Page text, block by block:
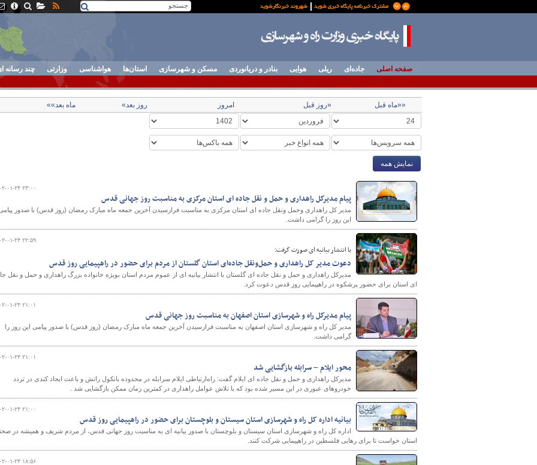
پایگاه خبری وزارت راه و
صفحه اصلی جاده‌ای ریلی هوایی بنادر و دریانوردی مسکن و شهرسازی استان‌ها هواشناسی وزارتی چند رسانه
««ماه قبل «روز قبل امروز روز بعد» ماه بعد»»
نمایش همه
۱۴۰۲-۰۱-۲۴
پیام مدیرکل راهداری و حمل و نقل جاده ای استان مرکزی به مناسبت روز جهانی قدس
مدیر کل راهداری وحمل ونقل جاده ای استان مرکزی به مناسبت فرارسیدن آخرین جمعه ماه مبارک رمضان (روز قدس) با صدور
این روز را گرامی داشت.
۱۴۰۲-۰۱-۲۴
با انتشار بیانیه ای صورت گرفت:
دعوت مدیر کل راهداری و حمل‌ونقل جاده‌ای استان گلستان از مردم برای حضور در راهپیمایی روز قدس
مدیرکل راهداری و حمل و نقل جاده ای گلستان با انتشار بیانیه ای از عموم مردم استان بویژه خانواده بزرگ راهداری و حمل و نقل
ای استان برای حضور پرشکوه در راهپیمایی روز قدس دعوت کرد.
۱۴۰۲-۰۱-۲۴
پیام مدیرکل راه و شهرسازی استان اصفهان به مناسبت روز جهانی قدس
مدیر کل راه و شهرسازی استان اصفهان به مناسبت فرارسیدن آخرین جمعه ماه مبارک رمضان (روز قدس) با صدور پیامی این روز را
گرامی داشت.
۱۴۰۲-۰۱-۲۴
محور ایلام – سرابله بازگشایی شد
مدیرکل راهداری و حمل و نقل جاده ای ایلام گفت: راه‌ارتباطی ایلام سرابله در محدوده بانکول رانش و باعث ایجاد کندی در تردد
خودروهای عبوری در این مسیر شده بود که با تلاش عوامل راهداری در کمترین زمان ممکن بازگشایی شد .
۱۴۰۲-۰۱-۲۴
بیانیه اداره کل راه و شهرسازی استان سیستان و بلوچستان برای حضور در راهپیمایی روز قدس
اداره کل راه و شهرسازی استان سیستان و بلوچستان با صدور بیانیه ای به مناسبت روز جهانی قدس، از مردم شریف و همیشه در
استان خواست تا برای رهایی فلسطین در راهپیمایی شرکت کنند.
۱۴۰۲-۰۱-۲۴